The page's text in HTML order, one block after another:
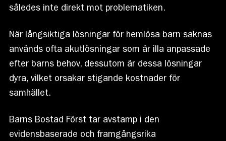
således inte direkt mot problematiken.
När långsiktiga lösningar för hemlösa barn saknas
används ofta akutlösningar som är illa anpassade
efter barns behov, dessutom är dessa lösningar
dyra, vilket orsakar stigande kostnader för
samhället.
Barns Bostad Först tar avstamp i den
evidensbaserade och framgångsrika